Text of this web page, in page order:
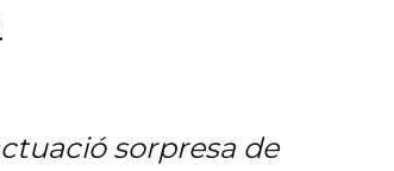
sorpresa de